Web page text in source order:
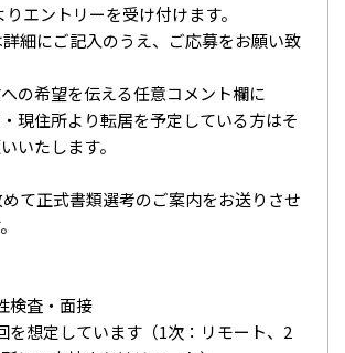
エントリーを受け付けます。
細にご記入のうえ、ご応募をお願い致
の希望を伝える任意コメント欄に
現住所より転居を予定している方はそ
いたします。
て正式書類選考のご案内をお送りさせ
検査・面接
想定しています（1次：リモート、2